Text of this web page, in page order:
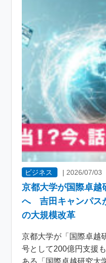
ビジネス | 2026/07/03
京都大学が国際卓越
へ 吉田キャンパス
の大規模改革
京都大学が「国際卓
号として200億円支援
ある「国際卓越研究大